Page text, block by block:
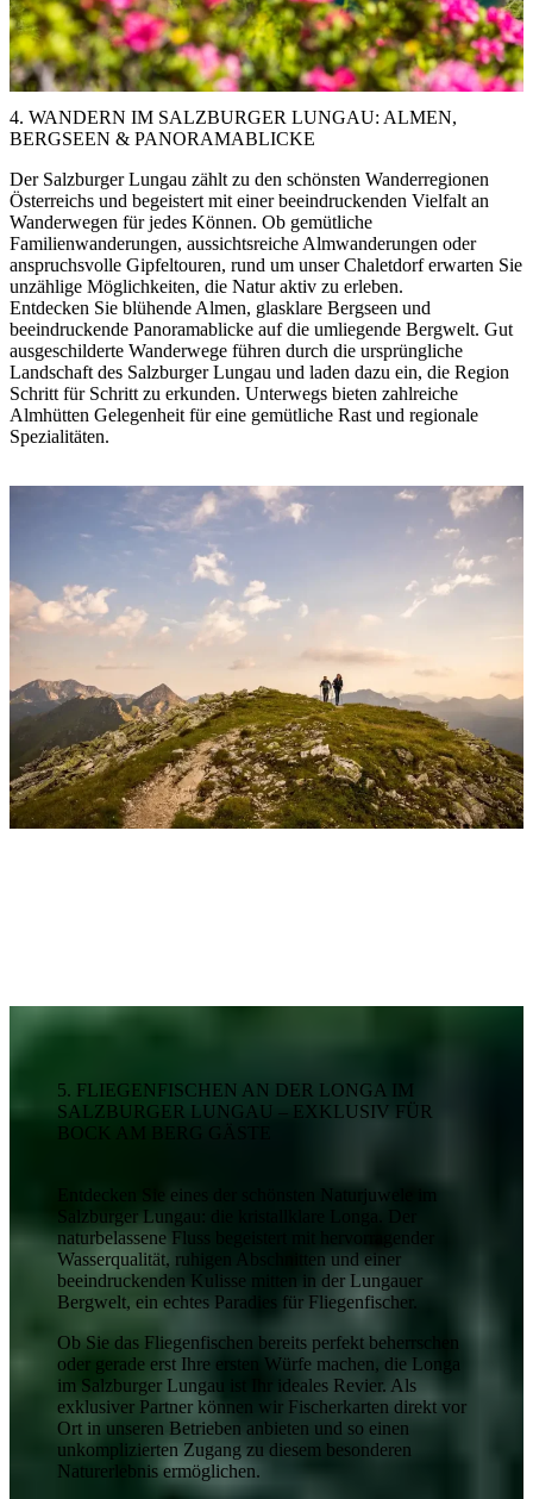
4. WANDERN IM SALZBURGER LUNGAU: ALMEN,
BERGSEEN & PANORAMABLICKE
Der Salzburger Lungau zählt zu den schönsten Wanderregionen
Österreichs und begeistert mit einer beeindruckenden Vielfalt an
Wanderwegen für jedes Können. Ob gemütliche
Familienwanderungen, aussichtsreiche Almwanderungen oder
anspruchsvolle Gipfeltouren, rund um unser Chaletdorf erwarten Sie
unzählige Möglichkeiten, die Natur aktiv zu erleben.
Entdecken Sie blühende Almen, glasklare Bergseen und
beeindruckende Panoramablicke auf die umliegende Bergwelt. Gut
ausgeschilderte Wanderwege führen durch die ursprüngliche
Landschaft des Salzburger Lungau und laden dazu ein, die Region
Schritt für Schritt zu erkunden. Unterwegs bieten zahlreiche
Almhütten Gelegenheit für eine gemütliche Rast und regionale
Spezialitäten.
5. FLIEGENFISCHEN AN DER LONGA IM
SALZBURGER LUNGAU – EXKLUSIV FÜR
BOCK AM BERG GÄSTE
Entdecken Sie eines der schönsten Naturjuwele im
Salzburger Lungau: die kristallklare Longa. Der
naturbelassene Fluss begeistert mit hervorragender
Wasserqualität, ruhigen Abschnitten und einer
beeindruckenden Kulisse mitten in der Lungauer
Bergwelt, ein echtes Paradies für Fliegenfischer.
Ob Sie das Fliegenfischen bereits perfekt beherrschen
oder gerade erst Ihre ersten Würfe machen, die Longa
im Salzburger Lungau ist Ihr ideales Revier. Als
exklusiver Partner können wir Fischerkarten direkt vor
Ort in unseren Betrieben anbieten und so einen
unkomplizierten Zugang zu diesem besonderen
Naturerlebnis ermöglichen.